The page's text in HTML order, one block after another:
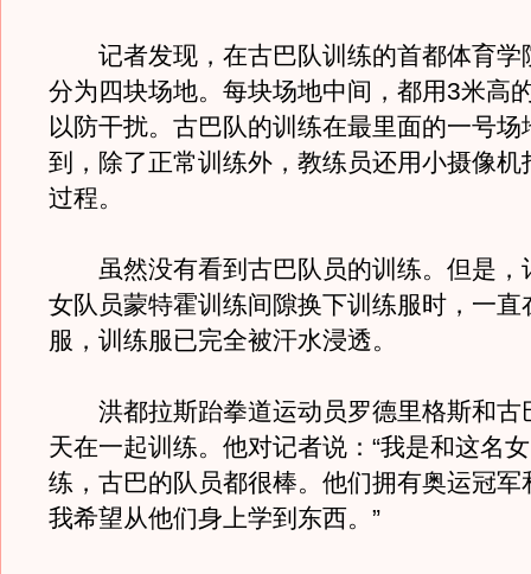
记者发现，在古巴队训练的首都体育学
分为四块场地。每块场地中间，都用3米高
以防干扰。古巴队的训练在最里面的一号场
到，除了正常训练外，教练员还用小摄像机
过程。
虽然没有看到古巴队员的训练。但是，
女队员蒙特霍训练间隙换下训练服时，一直
服，训练服已完全被汗水浸透。
洪都拉斯跆拳道运动员罗德里格斯和古
天在一起训练。他对记者说：“我是和这名
练，古巴的队员都很棒。他们拥有奥运冠军
我希望从他们身上学到东西。”